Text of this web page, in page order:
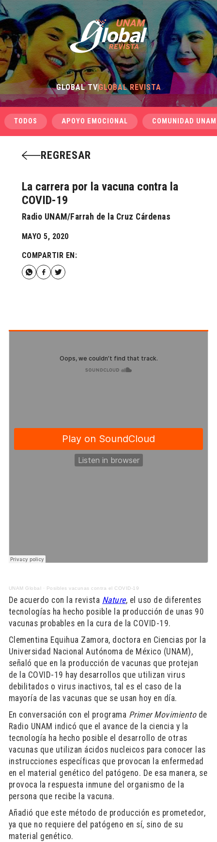
GLOBAL TVGLOBAL REVISTA
TODOS APOYO EMOCIONAL COMUNIDAD UNAM
REGRESAR
La carrera por la vacuna contra la
COVID-19
Radio UNAM/Farrah de la Cruz Cárdenas
MAYO 5, 2020
COMPARTIR EN:
UNAM Global · Posibles vacunas contra el COVID-19
De acuerdo con la revista Nature, el uso de diferentes
tecnologías ha hecho posible la producción de unas 90
vacunas probables en la cura de la COVID-19.
Clementina Equihua Zamora, doctora en Ciencias por la
Universidad Nacional Autónoma de México (UNAM),
señaló que en la producción de vacunas que protejan
de la COVID-19 hay desarrollos que utilizan virus
debilitados o virus inactivos, tal es el caso de la
mayoría de las vacunas que se usan hoy en día.
En conversación con el programa Primer Movimientode
Radio UNAM indicó que el avance de la ciencia y la
tecnología ha hecho posible el desarrollo de otras
vacunas que utilizan ácidos nucleicos para conocer las
instrucciones específicas que provocan la enfermedad
en el material genético del patógeno. De esa manera, se
provoca la respuesta inmune del organismo de la
persona que recibe la vacuna.
Añadió que este método de producción es prometedor,
ya que no requiere del patógeno en sí, sino de su
material genético.